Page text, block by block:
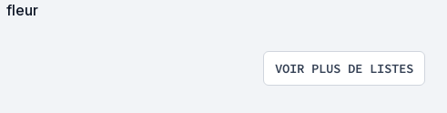
fleur
VOIR PLUS DE LISTES